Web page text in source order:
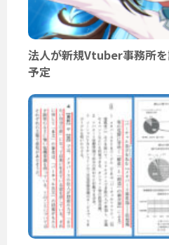
法人が新規Vtuber事務所
予定